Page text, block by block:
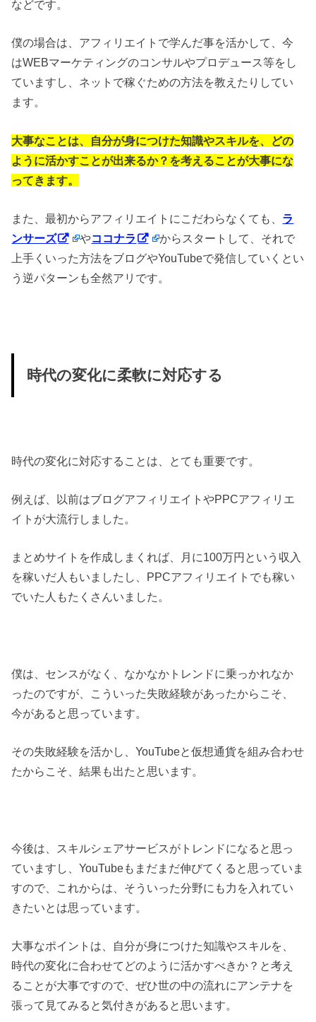
などです。
僕の場合は、アフィリエイトで学んだ事を活かして、今
はWEBマーケティングのコンサルやプロデュース等をし
ていますし、ネットで稼ぐための方法を教えたりしてい
ます。
大事なことは、自分が身につけた知識やスキルを、どの
ように活かすことが出来るか？を考えることが大事にな
ってきます。
また、最初からアフィリエイトにこだわらなくても、 ラ
ンサーズ
やココナラ
からスタートして、それで
上手くいった方法をブログやYouTubeで発信していくとい
う逆パターンも全然アリです。
時代の変化に柔軟に対応する
時代の変化に対応することは、とても重要です。
例えば、以前はブログアフィリエイトやPPCアフィリエ
イトが大流行しました。
まとめサイトを作成しまくれば、月に100万円という収入
を稼いだ人もいましたし、PPCアフィリエイトでも稼い
でいた人もたくさんいました。
僕は、センスがなく、なかなかトレンドに乗っかれなか
ったのですが、こういった失敗経験があったからこそ、
今があると思っています。
その失敗経験を活かし、YouTubeと仮想通貨を組み合わせ
たからこそ、結果も出たと思います。
今後は、スキルシェアサービスがトレンドになると思っ
ていますし、YouTubeもまだまだ伸びてくると思っていま
すので、これからは、そういった分野にも力を入れてい
きたいとは思っています。
大事なポイントは、自分が身につけた知識やスキルを、
時代の変化に合わせてどのように活かすべきか？と考え
ることが大事ですので、ぜひ世の中の流れにアンテナを
張って見てみると気付きがあると思います。